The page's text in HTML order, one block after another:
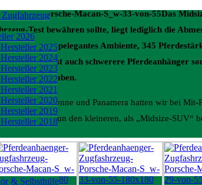
Zugfahrzeug
2026
2025
2024
2023
2022
2021
2020
2019
2018
& Selbsthilfe
Das
Test bewähren sollte, liegt lediglich die
Mittelmaß: Topelegantes Ambiente, 345
Anhängelast auch schwerere Pferdeanhänger
Macan S zu haben.
Porsche Cayenne und Panamera hatten wir bei
Vergnügen, nun den kleineren, als „Midsize-SUV“